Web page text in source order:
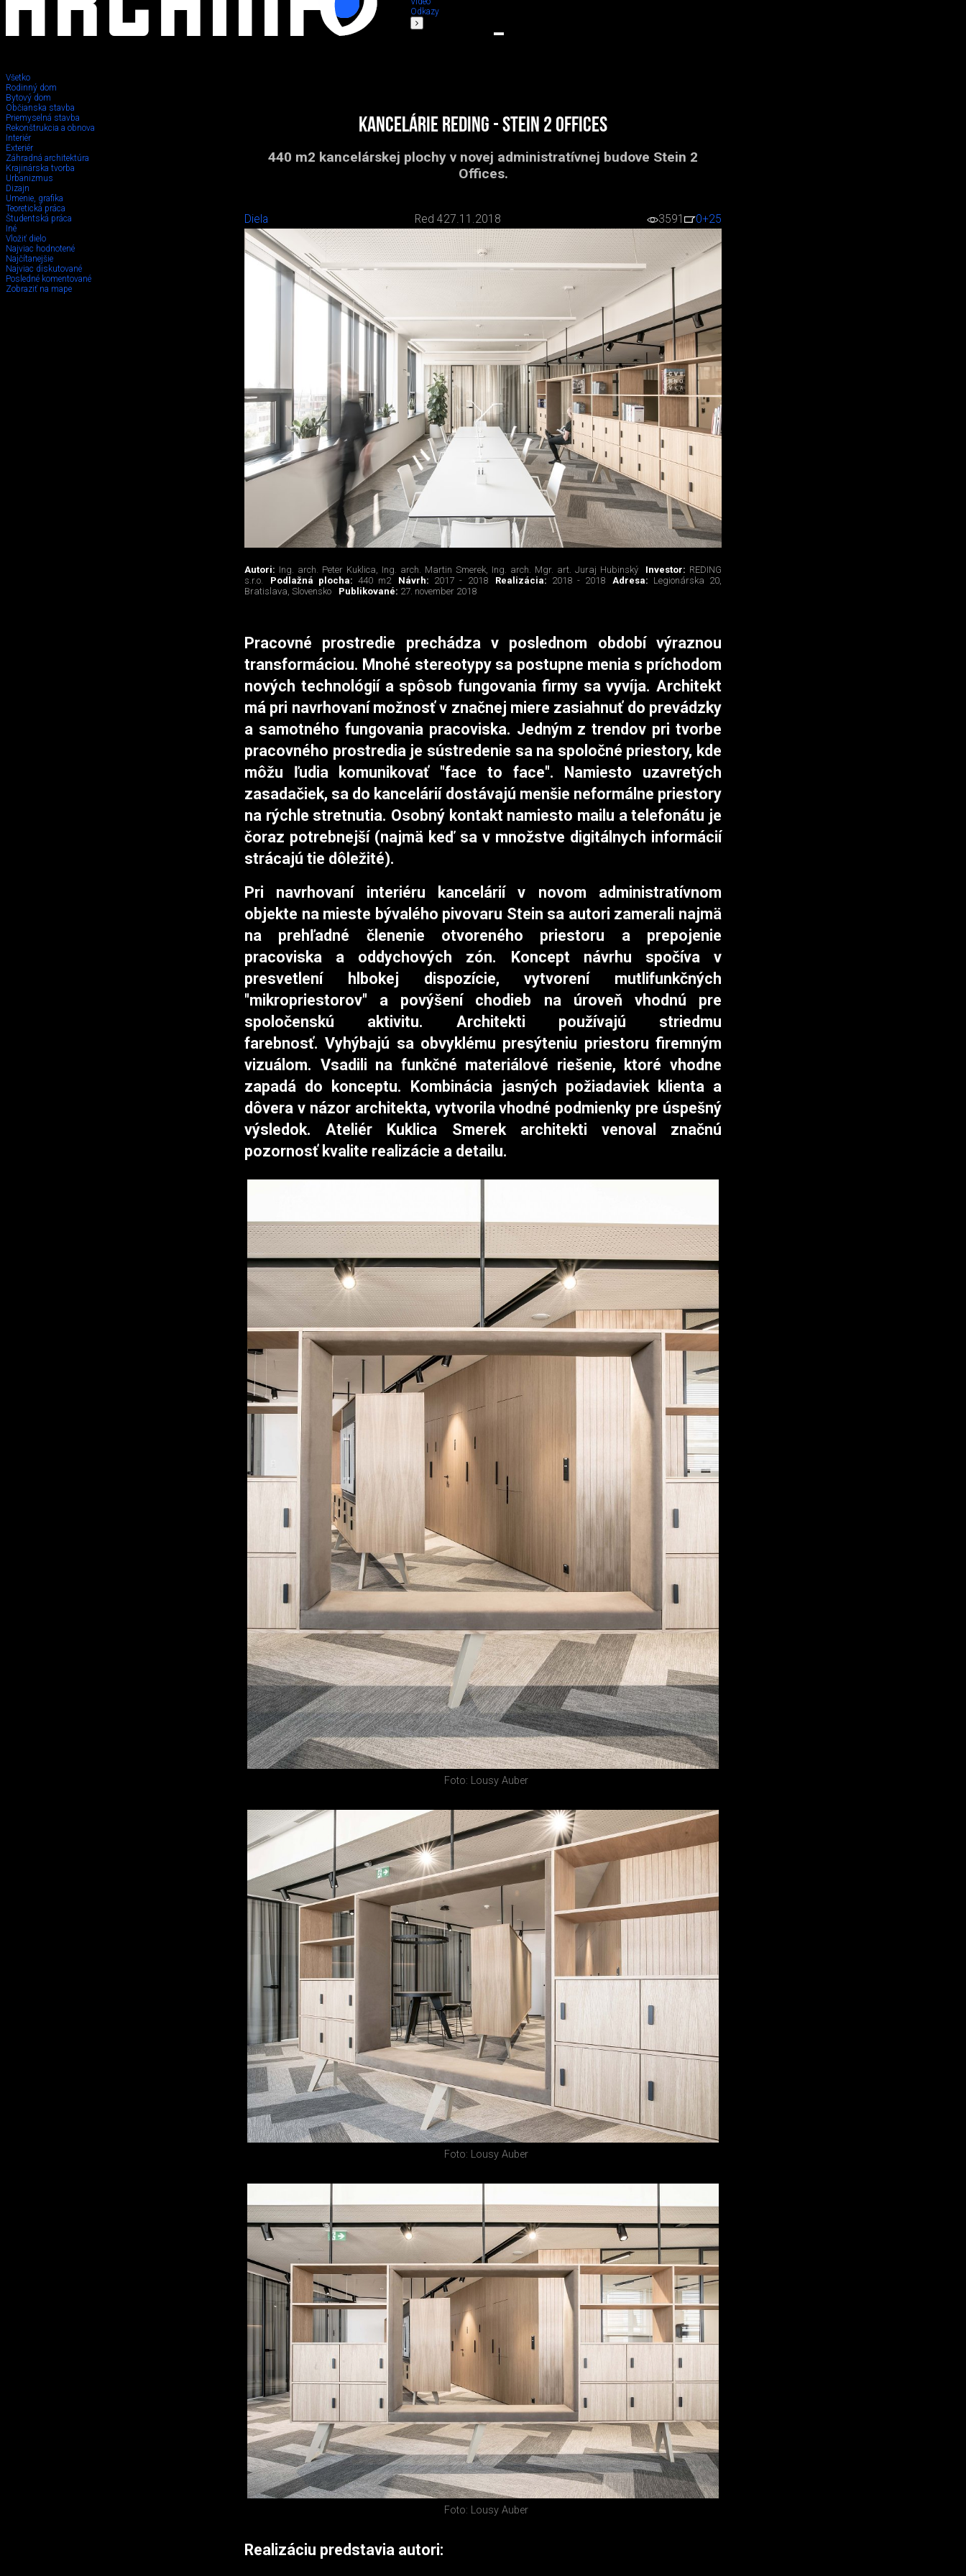
Odkazy
Všetko
Rodinný dom
Bytový dom
Občianska stavba
Priemyselná stavba
Rekonštrukcia a obnova
Interiér
Exteriér
Záhradná architektúra
Krajinárska tvorba
Urbanizmus
Dizajn
Umenie, grafika
Teoretická práca
Študentská práca
Iné
Vložiť dielo
Najviac hodnotené
Najčítanejšie
Najviac diskutované
Posledné komentované
Zobraziť na mape
Kancelárie Reding - Stein 2 Offices
440 m2 kancelárskej plochy v novej administratívnej budove Stein 2
Offices.
Diela Red 427.11.2018 3591 0+25
Autori: Ing. arch. Peter Kuklica, Ing. arch. Martin Smerek, Ing. arch. Mgr. art. Juraj Hubinský Investor: REDING
s.r.o.
Podlažná plocha:440 m2 Návrh: 2017 - 2018 Realizácia: 2018 - 2018 Adresa: Legionárska 20,
Bratislava, Slovensko
Publikované: 27. november 2018
Pracovné prostredie prechádza v poslednom období výraznou
transformáciou. Mnohé stereotypy sa postupne menia s príchodom
nových technológií a spôsob fungovania firmy sa vyvíja. Architekt
má pri navrhovaní možnosť v značnej miere zasiahnuť do prevádzky
a samotného fungovania pracoviska. Jedným z trendov pri tvorbe
pracovného prostredia je sústredenie sa na spoločné priestory, kde
môžu ľudia komunikovať "face to face". Namiesto uzavretých
zasadačiek, sa do kancelárií dostávajú menšie neformálne priestory
na rýchle stretnutia. Osobný kontakt namiesto mailu a telefonátu je
čoraz potrebnejší (najmä keď sa v množstve digitálnych informácií
strácajú tie dôležité).
Pri navrhovaní interiéru kancelárií v novom administratívnom
objekte na mieste bývalého pivovaru Stein sa autori zamerali najmä
na prehľadné členenie otvoreného priestoru aprepojenie
pracoviska a oddychových zón. Koncept návrhu spočíva v
presvetlení hlbokej dispozície, vytvorení mutlifunkčných
"mikropriestorov" a povýšení chodieb na úroveň vhodnú pre
spoločenskú aktivitu. Architekti používajú striedmu
farebnosť. Vyhýbajú sa obvyklému presýteniu priestoru firemným
vizuálom. Vsadili na funkčné materiálové riešenie, ktoré vhodne
zapadá do konceptu. Kombinácia jasných požiadaviek klienta a
dôvera v názor architekta, vytvorila vhodné podmienky pre úspešný
výsledok. Ateliér Kuklica Smerek architekti venoval značnú
pozornosť kvalite realizácie a detailu.
Foto: Lousy Auber
Foto: Lousy Auber
Foto: Lousy Auber
Realizáciu predstavia autori: